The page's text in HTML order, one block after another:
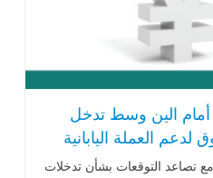
أمام الين وسط تدخل
العملة اليابانية
مع تصاعد التوقعات بشأن تدخلات